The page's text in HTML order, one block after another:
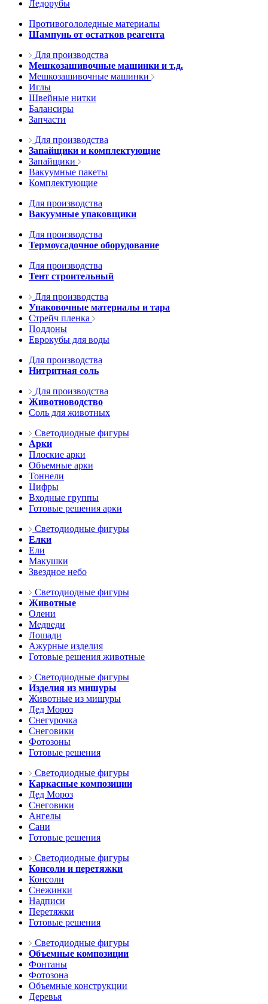
Ледорубы
Противогололедные материалы
Шампунь от остатков реагента
Для производства
Мешкозашивочные машинки и т.д.
Мешкозашивочные машинки
Иглы
Швейные нитки
Балансиры
Запчасти
Для производства
Запайщики и комплектующие
Запайщики
Вакуумные пакеты
Комплектующие
Для производства
Вакуумные упаковщики
Для производства
Термоусадочное оборудование
Для производства
Тент строительный
Для производства
Упаковочные материалы и тара
Стрейч пленка
Поддоны
Еврокубы для воды
Для производства
Нитритная соль
Для производства
Животноводство
Соль для животных
Светодиодные фигуры
Арки
Плоские арки
Объемные арки
Тоннели
Цифры
Входные группы
Готовые решения арки
Светодиодные фигуры
Елки
Ели
Макушки
Звездное небо
Светодиодные фигуры
Животные
Олени
Медведи
Лошади
Ажурные изделия
Готовые решения животные
Светодиодные фигуры
Изделия из мишуры
Животные из мишуры
Дед Мороз
Снегурочка
Снеговики
Фотозоны
Готовые решения
Светодиодные фигуры
Каркасные композиции
Дед Мороз
Снеговики
Ангелы
Сани
Готовые решения
Светодиодные фигуры
Консоли и перетяжки
Консоли
Снежинки
Надписи
Перетяжки
Готовые решения
Светодиодные фигуры
Объемные композиции
Фонтаны
Фотозона
Объемные конструкции
Деревья